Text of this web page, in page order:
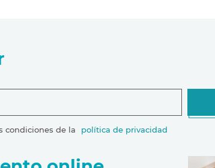
condiciones de la política de privacidad